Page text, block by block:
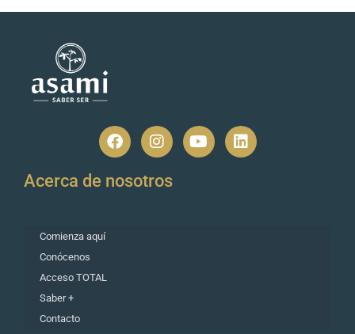
Acerca de nosotros
Comienza aquí
Conócenos
Acceso TOTAL
Saber +
Contacto